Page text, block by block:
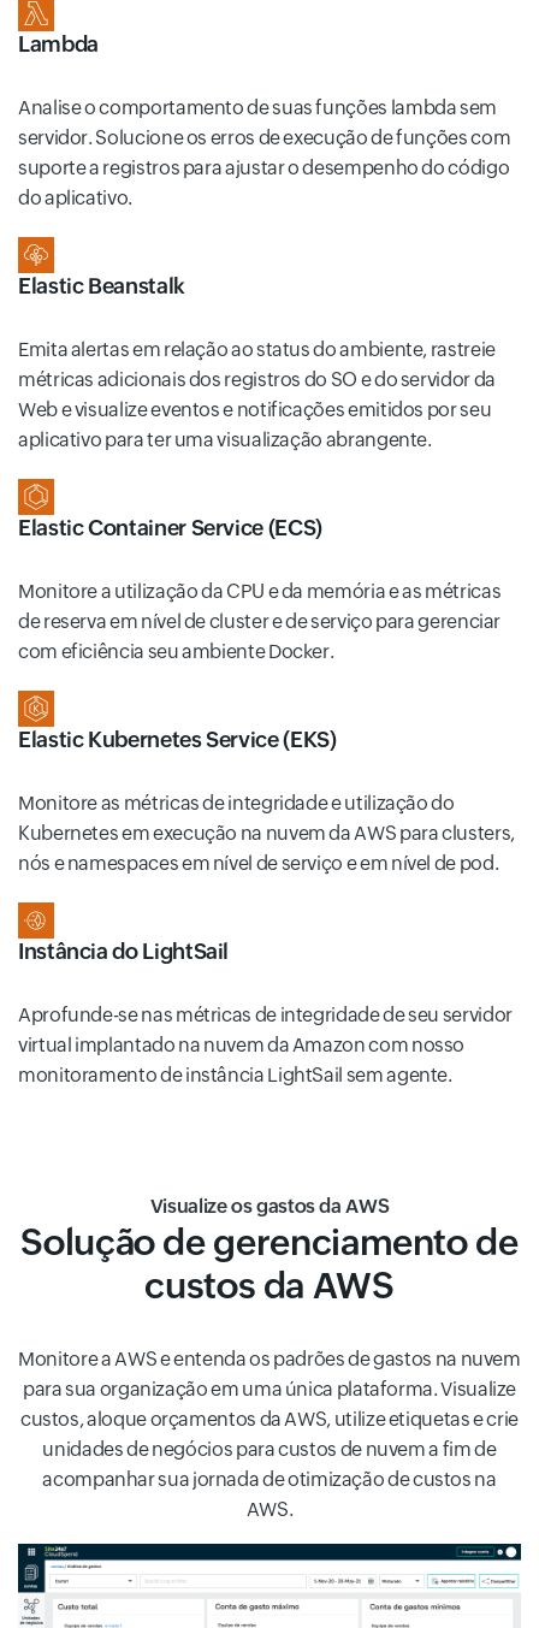
Lambda
Analise o comportamento de suas funções lambda sem
servidor. Solucione os erros de execução de funções com
suporte a registros para ajustar o desempenho do código
do aplicativo.
Elastic Beanstalk
Emita alertas em relação ao status do ambiente, rastreie
métricas adicionais dos registros do SO e do servidor da
Web e visualize eventos e notificações emitidos por seu
aplicativo para ter uma visualização abrangente.
Elastic Container Service (ECS)
Monitore a utilização da CPU e da memória e as métricas
de reserva em nível de cluster e de serviço para gerenciar
com eficiência seu ambiente Docker.
Elastic Kubernetes Service (EKS)
Monitore as métricas de integridade e utilização do
Kubernetes em execução na nuvem da AWS para clusters,
nós e namespaces em nível de serviço e em nível de pod.
Instância do LightSail
Aprofunde-se nas métricas de integridade de seu servidor
virtual implantado na nuvem da Amazon com nosso
monitoramento de instância LightSail sem agente.
Visualize os gastos da AWS
Solução de gerenciamento de
custos da AWS
Monitore a AWS e entenda os padrões de gastos na nuvem
para sua organização em uma única plataforma. Visualize
custos, aloque orçamentos da AWS, utilize etiquetas e crie
unidades de negócios para custos de nuvem a fim de
acompanhar sua jornada de otimização de custos na
AWS.